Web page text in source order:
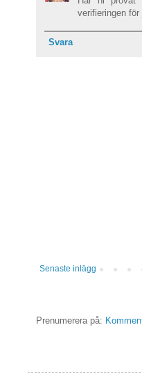
verifieringen
Svara
Senaste inlägg
Prenumerera på: